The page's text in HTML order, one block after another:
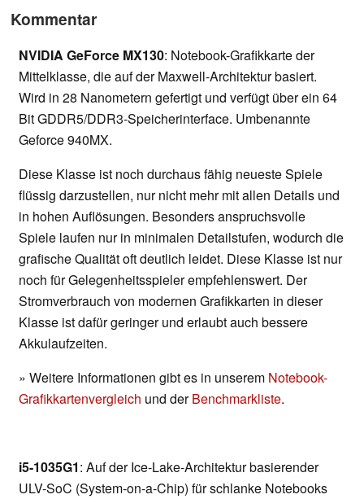
Kommentar
NVIDIA GeForce MX130: Notebook-Grafikkarte der
Mittelklasse, die auf der Maxwell-Architektur basiert.
Wird in 28 Nanometern gefertigt und verfügt über ein 64
Bit GDDR5/DDR3-Speicherinterface. Umbenannte
Geforce 940MX.
Diese Klasse ist noch durchaus fähig neueste Spiele
flüssig darzustellen, nur nicht mehr mit allen Details und
in hohen Auflösungen. Besonders anspruchsvolle
Spiele laufen nur in minimalen Detailstufen, wodurch die
grafische Qualität oft deutlich leidet. Diese Klasse ist nur
noch für Gelegenheitsspieler empfehlenswert. Der
Stromverbrauch von modernen Grafikkarten in dieser
Klasse ist dafür geringer und erlaubt auch bessere
Akkulaufzeiten.
» Weitere Informationen gibt es in unserem Notebook-
Grafikkartenvergleich und derBenchmarkliste.
i5-1035G1: Auf der Ice-Lake-Architektur basierender
ULV-SoC (System-on-a-Chip) für schlanke Notebooks